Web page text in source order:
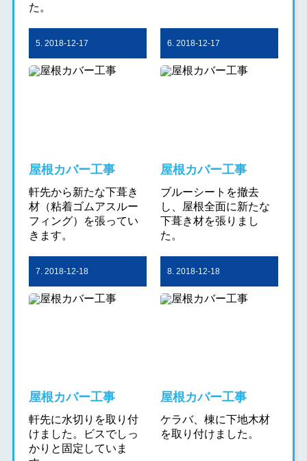
た。
5. 2018-12-17
屋根カバー工事
軒先から新たな下葺き
材（粘着ゴムアスルー
フィング）を張ってい
きます。
6. 2018-12-17
屋根カバー工事
ブルーシートを撤去
し、屋根全面に新たな
下葺き材を張りまし
た。
7. 2018-12-18
屋根カバー工事
軒先に水切りを取り付
けました。ビスでしっ
かりと固定していま
8. 2018-12-18
屋根カバー工事
ケラバ、棟に下地木材
を取り付けました。